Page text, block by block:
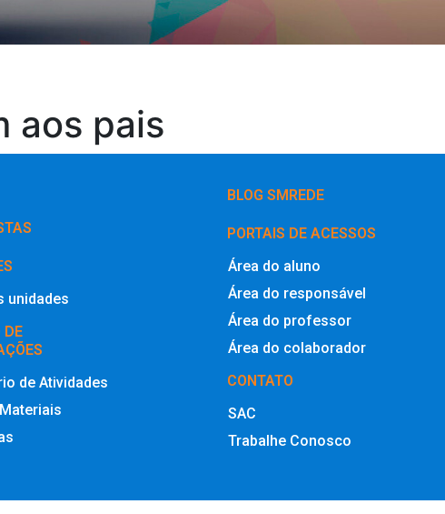
aos pais
unidades
DE
de Atividades
BLOG SMREDE
PORTAIS DE ACESSOS
Área do aluno
Área do responsável
Área do professor
Área do colaborador
CONTATO
SAC
Trabalhe Conosco